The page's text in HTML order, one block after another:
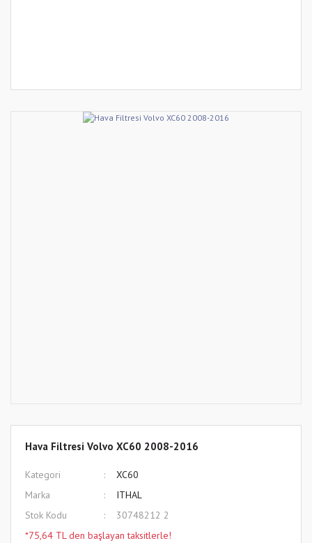
Hava Filtresi Volvo XC60 2008-2016
Kategori
XC60
Marka
ITHAL
Stok Kodu
30748212 2
*75,64 TL den başlayan taksitlerle!